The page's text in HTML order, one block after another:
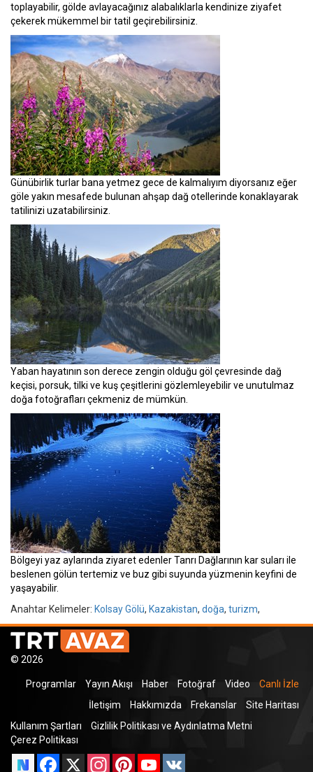
toplayabilir, gölde avlayacağınız alabalıklarla kendinize ziyafet
çekerek mükemmel bir tatil geçirebilirsiniz.
Günübirlik turlar bana yetmez gece de kalmalıyım diyorsanız eğer
göle yakın mesafede bulunan ahşap dağ otellerinde konaklayarak
tatilinizi uzatabilirsiniz.
Yaban hayatının son derece zengin olduğu göl çevresinde dağ
keçisi, porsuk, tilki ve kuş çeşitlerini gözlemleyebilir ve unutulmaz
doğa fotoğrafları çekmeniz de mümkün.
Bölgeyi yaz aylarında ziyaret edenler Tanrı Dağlarının kar suları ile
beslenen gölün tertemiz ve buz gibi suyunda yüzmenin keyfini de
yaşayabilir.
Anahtar Kelimeler: Kolsay Gölü, Kazakistan, doğa, turizm,
© 2026
Programlar Yayın Akışı Haber Fotoğraf Video
Canlı İzle
İletişim
Hakkımızda Frekanslar
Site Haritası
Kullanım Şartları
Gizlilik Politikası ve Aydınlatma Metni
Çerez Politikası
Facebook
X InstagramPinterestYouTube